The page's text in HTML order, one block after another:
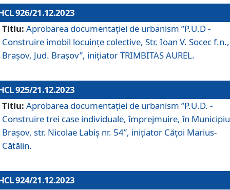
926/21.12.2023
Titlu: Aprobarea documentaţiei de urbanism ”P.U.D -
Construire imobil locuințe colective, Str. Ioan V. Socec f.n.,
Brașov, Jud. Brașov”, inițiator TRIMBITAS AUREL.
925/21.12.2023
Titlu: Aprobarea documentaţiei de urbanism ”P.U.D. -
Construire trei case individuale, împrejmuire, în
Brașov, str. Nicolae Labiș nr. 54”, inițiator Cățoi Marius-
Cătălin.
924/21.12.2023